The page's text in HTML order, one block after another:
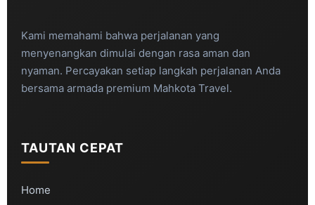
Kami memahami bahwa perjalanan yang
menyenangkan dimulai dengan rasa aman dan
nyaman. Percayakan setiap langkah perjalanan Anda
bersama armada premium Mahkota Travel.
TAUTAN CEPAT
Home